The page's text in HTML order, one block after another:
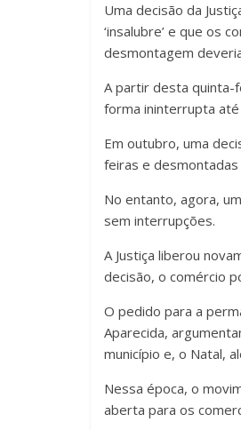
Uma decisão da
‘insalubre’ e que os
desmontagem
A partir desta quinta-
forma ininterrupta
Em outubro, uma
feiras e
No entanto, agora,
sem interrupções.
A Justiça liberou
decisão, o comércio
O pedido para a
Aparecida,
município e, o Natal,
Nessa época, o
aberta para os